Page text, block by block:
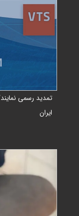
تمدید رسمی
ایران